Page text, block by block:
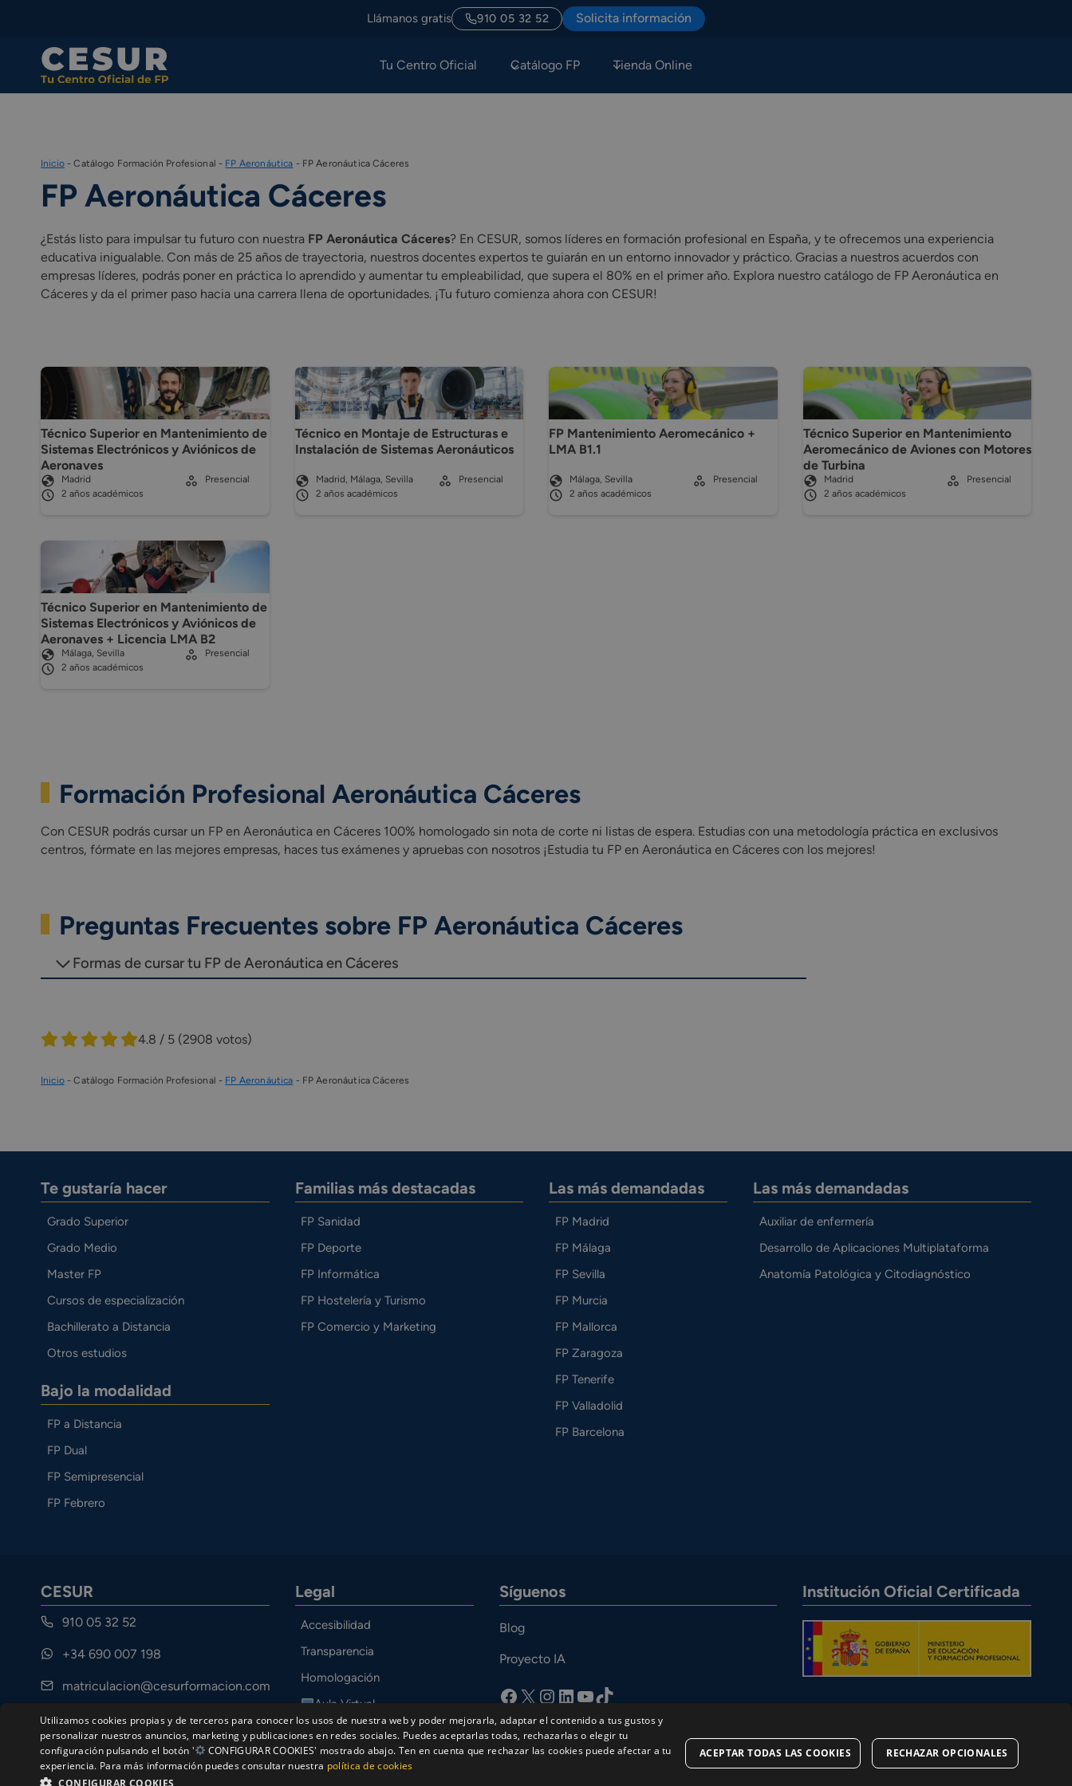
Llámanos gratis 910 05 32 52 Solicita información
Tu Centro Oficial Catálogo FP Tienda Online
Inicio-Catálogo Formación Profesional - FP Aeronáutica - FP Aeronáutica Cáceres
FP Aeronáutica Cáceres
¿Estás listo para impulsar tu futuro con nuestra FP Aeronáutica Cáceres? En CESUR, somos líderes en formación profesional en España, y te ofrecemos una experiencia
educativa inigualable. Con más de 25 años de trayectoria, nuestros docentes expertos te guiarán en un entorno innovador y práctico. Gracias a nuestros acuerdos con
empresas líderes, podrás poner en práctica lo aprendido y aumentar tu empleabilidad, que supera el 80% en el primer año. Explora nuestro catálogo de FP Aeronáutica en
Cáceres y da el primer paso hacia una carrera llena de oportunidades. ¡Tu futuro comienza ahora con CESUR!
Técnico Superior en Mantenimiento de
Sistemas Electrónicos y Aviónicos de
Aeronaves
Madrid
2 años académicos
Presencial
Técnico en Montaje de Estructuras e
Instalación de Sistemas Aeronáuticos
Madrid, Málaga, Sevilla
2 años académicos
Presencial
FP Mantenimiento Aeromecánico +
LMA B1.1
Málaga, Sevilla
2 años académicos
Presencial
Técnico Superior en Mantenimiento
Aeromecánico de Aviones con Motores
de Turbina
Madrid
2 años académicos
Presencial
Técnico Superior en Mantenimiento de
Sistemas Electrónicos y Aviónicos de
Aeronaves + Licencia LMA B2
Málaga, Sevilla
2 años académicos
Presencial
Formación Profesional Aeronáutica Cáceres
Con CESUR podrás cursar un FP en Aeronáutica en Cáceres 100% homologado sin nota de corte ni listas de espera. Estudias con una metodología práctica en exclusivos
centros, fórmate en las mejores empresas, haces tus exámenes y apruebas con nosotros ¡Estudia tu FP en Aeronáutica en Cáceres con los mejores!
Preguntas Frecuentes sobre FP Aeronáutica Cáceres
Formas de cursar tu FP de Aeronáutica en Cáceres
4.8 / 5 (2908 votos)
Inicio-Catálogo Formación Profesional - FP Aeronáutica - FP Aeronáutica Cáceres
Te gustaría hacer
Grado Superior
Grado Medio
Master FP
Cursos de especialización
Bachillerato a Distancia
Otros estudios
Bajo la modalidad
FP a Distancia
FP Dual
FP Semipresencial
FP Febrero
Familias más destacadas
FP Sanidad
FP Deporte
FP Informática
FP Hostelería y Turismo
FP Comercio y Marketing
Las más demandadas
FP Madrid
FP Málaga
FP Sevilla
FP Murcia
FP Mallorca
FP Zaragoza
FP Tenerife
FP Valladolid
FP Barcelona
Las más demandadas
Auxiliar de enfermería
Desarrollo de Aplicaciones Multiplataforma
Anatomía Patológica y Citodiagnóstico
CESUR
910 05 32 52
+34 690 007 198
matriculacion@cesurformacion.com
Calle Cuarteles 11, 29002 Málaga
Legal
Accesibilidad
Transparencia
Homologación
Aula Virtual
Canal Ético
Síguenos
Blog
Proyecto IA
facebook
X Instagram
LinkedIn
YouTube
TikTok
Institución Oficial Certificada
Utilizamos cookies propias y de terceros para conocer los usos de nuestra web y poder mejorarla, adaptar el contenido a tus gustos y
personalizar nuestros anuncios, marketing y publicaciones en redes sociales. Puedes aceptarlas todas, rechazarlas o elegir tu
configuración pulsando el botón '
CONFIGURAR COOKIES' mostrado abajo. Ten en cuenta que rechazar las cookies puede afectar a tu
experiencia. Para más información puedes consultar nuestra política de cookies
CONFIGURAR COOKIES
ACEPTAR TODAS LAS COOKIES RECHAZAR OPCIONALES